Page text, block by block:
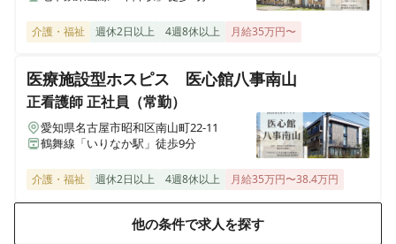
栃木県那須塩原市西朝日町3番4号
千葉県流山市西初石1丁目742番地1
さわやかそう花の里
埼玉県草加市原町3丁目8番27号
さわやかさくら山荘
福岡県北九州市八幡西区清納2丁目11-13
介護・福祉 週休2日以上 4週8休以上 月給35万円〜
医療施設型ホスピス 医心館八事南山
正看護師正社員（常勤）
愛知県名古屋市昭和区南山町22-11
鶴舞線「いりなか駅」徒歩9分
介護・福祉 週休2日以上 4週8休以上 月給35万円〜38.4万円
他の条件で求人を探す